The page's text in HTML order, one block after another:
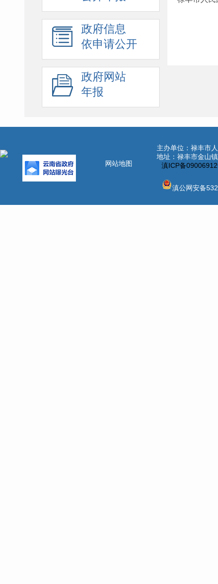
政府信息
依申请公开
政府网站
年报
网站地图
主办单位：禄丰市
地址：禄丰市金山
滇ICP备
滇公网安备